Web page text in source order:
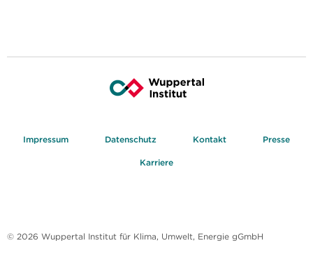
Impressum Datenschutz Kontakt Presse
Karriere
© 2026 Wuppertal Institut für Klima, Umwelt, Energie gGmbH